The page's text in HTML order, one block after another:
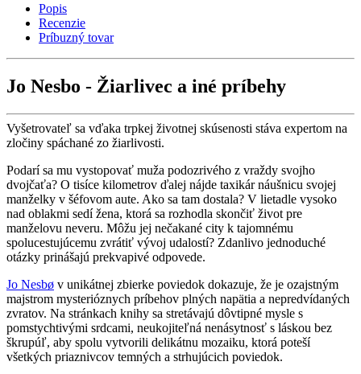
Popis
Recenzie
Príbuzný tovar
Jo Nesbo - Žiarlivec a iné príbehy
Vyšetrovateľ sa vďaka trpkej životnej skúsenosti stáva expertom na
zločiny spáchané zo žiarlivosti.
Podarí sa mu vystopovať muža podozrivého z vraždy svojho
dvojčaťa? O tisíce kilometrov ďalej nájde taxikár náušnicu svojej
manželky v šéfovom aute. Ako sa tam dostala? V lietadle vysoko
nad oblakmi sedí žena, ktorá sa rozhodla skončiť život pre
manželovu neveru. Môžu jej nečakané city k tajomnému
spolucestujúcemu zvrátiť vývoj udalostí? Zdanlivo jednoduché
otázky prinášajú prekvapivé odpovede.
Jo Nesbø v unikátnej zbierke poviedok dokazuje, že je ozajstným
majstrom mysterióznych príbehov plných napätia a nepredvídaných
zvratov. Na stránkach knihy sa stretávajú dôvtipné mysle s
pomstychtivými srdcami, neukojiteľná nenásytnosť s láskou bez
škrupúľ, aby spolu vytvorili delikátnu mozaiku, ktorá poteší
všetkých priaznivcov temných a strhujúcich poviedok.